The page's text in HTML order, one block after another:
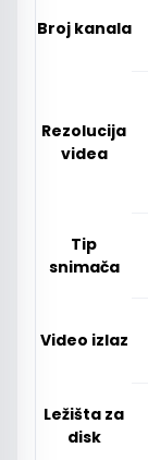
Broj kanala
Rezolucija
videa
Tip
snimača
Video izlaz
Ležišta za
disk